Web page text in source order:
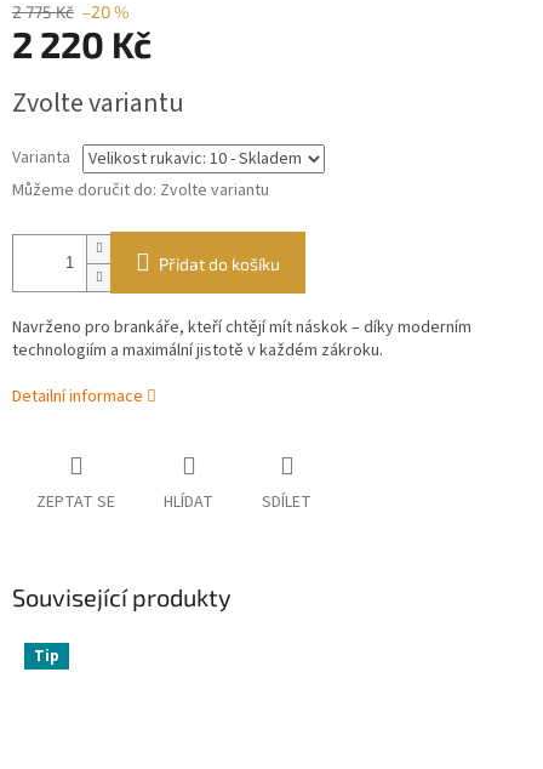
2 775 Kč –20 %
2 220 Kč
cena:
Zvolte variantu
Varianta
Můžeme doručit do: Zvolte variantu
Přidat do košíku
Navrženo pro brankáře, kteří chtějí mít náskok – díky moderním
technologiím a maximální jistotě v každém zákroku.
Detailní informace
ZEPTAT SE HLÍDAT SDÍLET
Související produkty
Tip